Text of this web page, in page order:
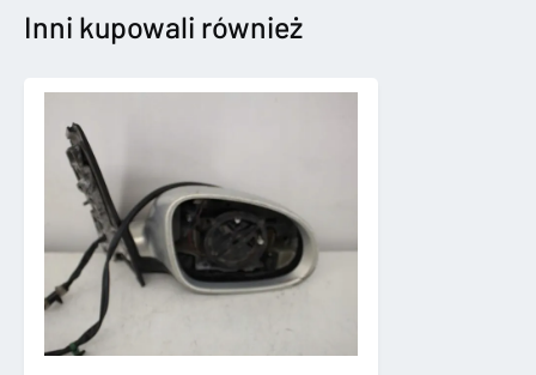
PRZÓD
XENON
Inni kupowali również